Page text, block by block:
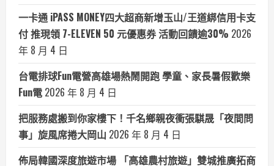
一卡通 iPASS MONEY四大超商新增玉山/王道綁信用卡支
付 推現領 7-ELEVEN 50 元優惠券 活動回饋逾30% 2026
年 8 月 4 日
台電排球Fun電營高雄場熱鬧開跑 學童、家長暑假歡樂
Fun電 2026 年 8 月 4 日
把服務處搬到你家樓下！千名鄉親夜衝張騏晟「夜間問
事」旋風席捲大岡山 2026 年 8 月 4 日
佈局韓國深度旅遊市場 「高雄農村旅遊」雙城推廣拓商